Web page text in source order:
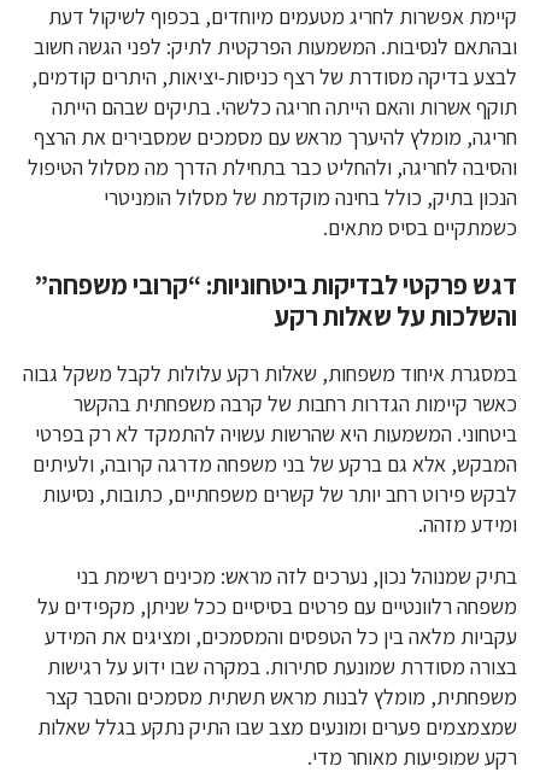
קיימת אפשרות לחריג מטעמים מיוחדים, בכפוף לשיקול דעת
ובהתאם לנסיבות. המשמעות הפרקטית לתיק: לפני הגשה חשוב
לבצע בדיקה מסודרת של רצף כניסות-יציאות, היתרים קודמים,
תוקף אשרות והאם הייתה חריגה כלשהי. בתיקים שבהם הייתה
חריגה, מומלץ להיערך מראש עם מסמכים שמסבירים את הרצף
והסיבה לחריגה, ולהחליט כבר בתחילת הדרך מה מסלול הטיפול
הנכון בתיק, כולל בחינה מוקדמת של מסלול הומניטרי
כשמתקיים בסיס מתאים.
דגש פרקטי לבדיקות ביטחוניות: “קרובי משפחה”
והשלכות על שאלות רקע
במסגרת איחוד משפחות, שאלות רקע עלולות לקבל משקל גבוה
כאשר קיימות הגדרות רחבות של קרבה משפחתית בהקשר
ביטחוני. המשמעות היא שהרשות עשויה להתמקד לא רק בפרטי
המבקש, אלא גם ברקע של בני משפחה מדרגה קרובה, ולעיתים
לבקש פירוט רחב יותר של קשרים משפחתיים, כתובות, נסיעות
ומידע מזהה.
בתיק שמנוהל נכון, נערכים לזה מראש: מכינים רשימת בני
משפחה רלוונטיים עם פרטים בסיסיים ככל שניתן, מקפידים על
עקביות מלאה בין כל הטפסים והמסמכים, ומציגים את המידע
בצורה מסודרת שמונעת סתירות. במקרה שבו ידוע על רגישות
משפחתית, מומלץ לבנות מראש תשתית מסמכים והסבר קצר
שמצמצמים פערים ומונעים מצב שבו התיק נתקע בגלל שאלות
רקע שמופיעות מאוחר מדי.